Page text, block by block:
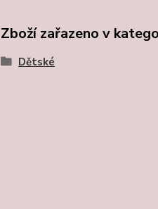
Zboží zařazeno v
Dětské